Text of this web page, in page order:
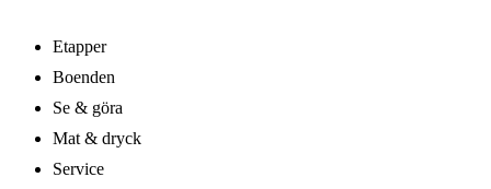
Etapper
Boenden
Se & göra
Mat & dryck
Service